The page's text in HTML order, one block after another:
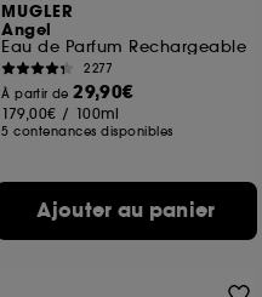
MUGLER
Angel
Eau de Parfum Rechargeable
2277
À partir de29,90€
179,00€ / 100ml
5 contenances disponibles
Ajouter au panier